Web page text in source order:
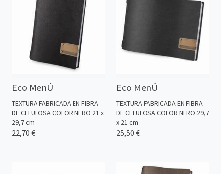
Eco MenÚ
TEXTURA FABRICADA EN FIBRA
DE CELULOSA COLOR NERO 21 x
29,7 cm
22,70 €
Eco MenÚ
TEXTURA FABRICADA EN FIBRA
DE CELULOSA COLOR NERO 29,7
x 21 cm
25,50 €